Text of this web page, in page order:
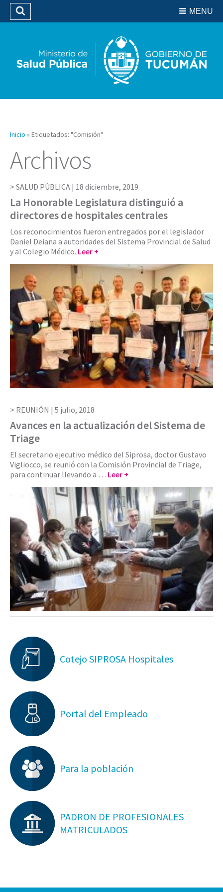
Biblioteca
MENU
Buscar
Inicio » Etiquetados: "Comisión"
Archivos
SALUD PÚBLICA | 18 diciembre, 2019
La Honorable Legislatura distinguió a
directores de hospitales centrales
Los reconocimientos fueron entregados por el legislador
Daniel Deiana a autoridades del Sistema Provincial de Salud
y al Colegio Médico. Leer +
REUNIÓN | 5 julio, 2018
Avances en la actualización del Sistema de
Triage
El secretario ejecutivo médico del Siprosa, doctor Gustavo
Vigliocco, se reunió con la Comisión Provincial de Triage,
para continuar llevando a … Leer +
Cotejo SIPROSA Hospitales
Portal del Empleado
Para la población
PADRON DE PROFESIONALES
MATRICULADOS